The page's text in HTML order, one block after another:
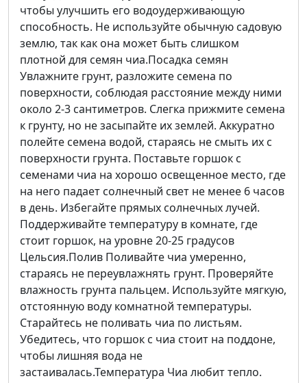
чтобы улучшить его водоудерживающую
способность. Не используйте обычную садовую
землю, так как она может быть слишком
плотной для семян чиа.Посадка семян
Увлажните грунт, разложите семена по
поверхности, соблюдая расстояние между ними
около 2-3 сантиметров. Слегка прижмите семена
к грунту, но не засыпайте их землей. Аккуратно
полейте семена водой, стараясь не смыть их с
поверхности грунта. Поставьте горшок с
семенами чиа на хорошо освещенное место, где
на него падает солнечный свет не менее 6 часов
в день. Избегайте прямых солнечных лучей.
Поддерживайте температуру в комнате, где
стоит горшок, на уровне 20-25 градусов
Цельсия.Полив Поливайте чиа умеренно,
стараясь не переувлажнять грунт. Проверяйте
влажность грунта пальцем. Используйте мягкую,
отстоянную воду комнатной температуры.
Старайтесь не поливать чиа по листьям.
Убедитесь, что горшок с чиа стоит на поддоне,
чтобы лишняя вода не
застаивалась.Температура Чиа любит тепло.